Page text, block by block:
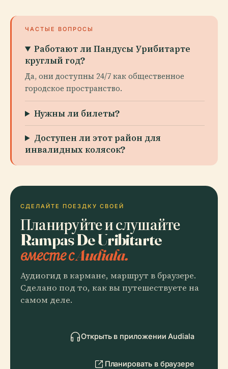
ЧАСТЫЕ ВОПРОСЫ
Работают ли Пандусы Урибитарте
круглый год?
Да, они доступны 24/7 как общественное
городское пространство.
Нужны ли билеты?
Доступен ли этот район для
инвалидных колясок?
СДЕЛАЙТЕ ПОЕЗДКУ СВОЕЙ
Планируйте и слушайте
Rampas De Uribitarte
вместе с Audiala.
Аудиогид в кармане, маршрут в браузере.
Сделано под то, как вы путешествуете на
самом деле.
Открыть в приложении Audiala
Планировать в браузере